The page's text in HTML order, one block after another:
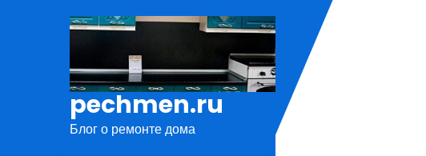
pechmen.ru
Блог о ремонте дома